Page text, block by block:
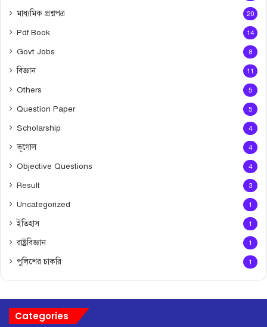
মাধ্যমিক প্রশ্নপত্র 20
Pdf Book 14
Govt Jobs 8
বিজ্ঞান 11
Others 5
Question Paper 5
Scholarship 4
ভূগোল 4
Objective Questions 4
Result 3
Uncategorized 1
ইতিহাস 1
রাষ্ট্রবিজ্ঞান 1
পুলিশের চাকরি 1
Categories